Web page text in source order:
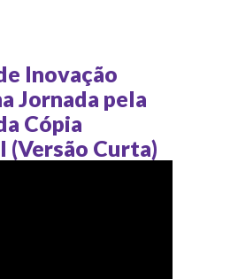
Inovação
Jornada pela
Cópia
(Versão Curta)